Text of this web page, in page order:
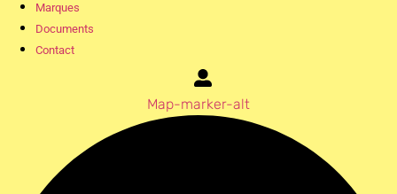
Marques
Documents
Contact
Map-marker-alt